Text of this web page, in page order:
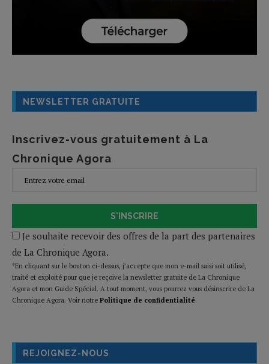
NEWSLETTER GRATUITE
Inscrivez-vous gratuitement à La
Chronique Agora
S'INSCRIRE
Je souhaite recevoir des offres de la part des partenaires
de La Chronique Agora.
*En cliquant sur le bouton ci-dessus, j’accepte que mon e-mail saisi soit utilisé,
traité et exploité pour que je reçoive la newsletter gratuite de La Chronique
Agora et mon Guide Spécial. A tout moment, vous pourrez vous désinscrire de La
Chronique Agora. Voir notre Politique de confidentialité.
REJOIGNEZ-NOUS